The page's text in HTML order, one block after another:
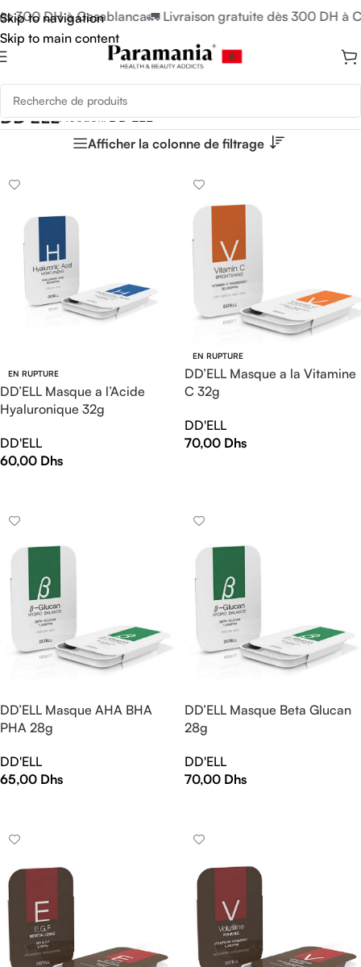
Skip to navigation
Skip to main content
300 DH à Casablanca🚛 Livraison gratuite dès 300 DH à
DD'ELLAccueil/DD'ELL
Afficher la colonne de filtrage
EN RUPTURE
DD’ELL Masque a l’Acide
Hyaluronique 32g
DD'ELL
60,00 Dhs
EN RUPTURE
DD’ELL Masque a la Vitamine
C 32g
DD'ELL
70,00 Dhs
DD’ELL Masque AHA BHA
PHA 28g
DD'ELL
65,00 Dhs
DD’ELL Masque Beta Glucan
28g
DD'ELL
70,00 Dhs